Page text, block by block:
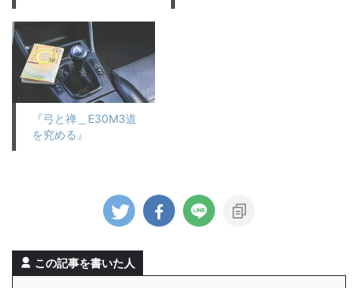
『弓と禅＿E30M3道
を究める』
この記事を書いた人